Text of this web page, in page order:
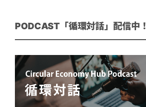
PODCAST「循環対話」配信中！